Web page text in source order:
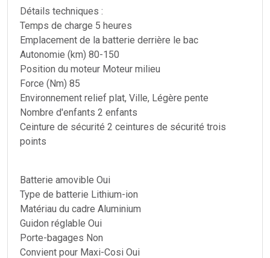
Détails techniques :
Temps de charge 5 heures
Emplacement de la batterie derrière le bac
Autonomie (km) 80-150
Position du moteur Moteur milieu
Force (Nm) 85
Environnement relief plat, Ville, Légère pente
Nombre d'enfants 2 enfants
Ceinture de sécurité 2 ceintures de sécurité trois
points
Batterie amovible Oui
Type de batterie Lithium-ion
Matériau du cadre Aluminium
Guidon réglable Oui
Porte-bagages Non
Convient pour Maxi-Cosi Oui